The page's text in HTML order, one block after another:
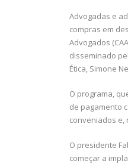
Advogadas e
compras em
Advogados
disseminado
Ética, Simone
O programa,
de pagamento
conveniados e,
O presidente
começar a